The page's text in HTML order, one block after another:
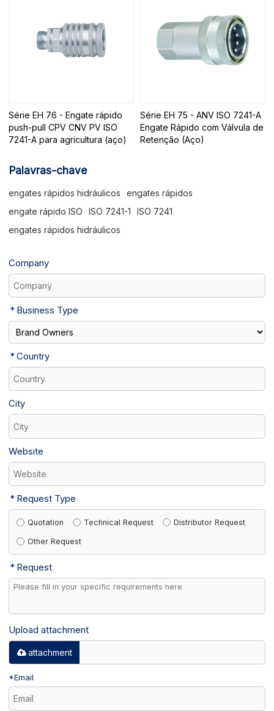
Série EH 76 - Engate rápido
push-pull CPV CNV PV ISO
7241-A para agricultura (aço)
Série EH 75 - ANV ISO 7241-A
Engate Rápido com Válvula de
Retenção (Aço)
Palavras-chave
engates rápidos hidráulicos
engates rápidos
engate rápido ISO
ISO 7241-1
ISO 7241
engates rápidos hidráulicos
Company
Business Type
Country
City
Website
Request Type
Quotation Technical Request Distributor Request
Other Request
Request
Upload attachment
attachment
*Email